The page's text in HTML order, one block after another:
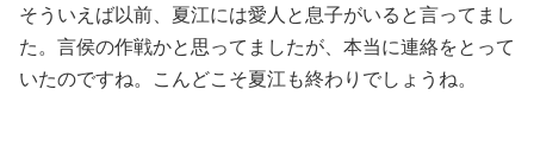
そういえば以前、夏江には愛人と息子がいると言ってまし
た。言侯の作戦かと思ってましたが、本当に連絡をとって
いたのですね。こんどこそ夏江も終わりでしょうね。